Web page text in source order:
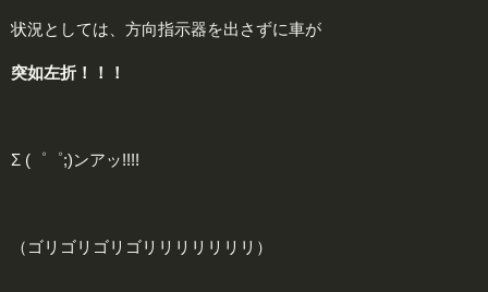
状況としては、方向指示器を出さずに車が
突如左折！！！
Σ (゜゜;)ンアッ!!!!
（ゴリゴリゴリゴリリリリリリリ）